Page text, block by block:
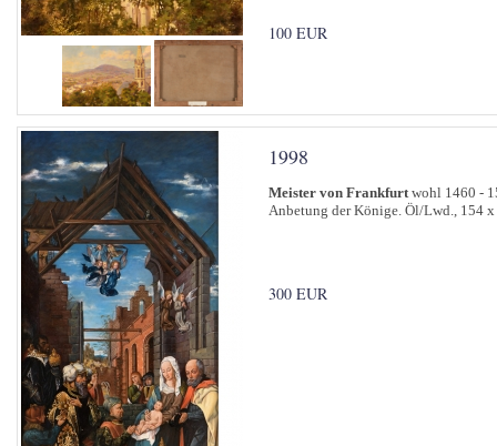
100 EUR
1998
Meister von Frankfurtwohl 1460 -
Anbetung der Könige. Öl/Lwd., 154 x
300 EUR